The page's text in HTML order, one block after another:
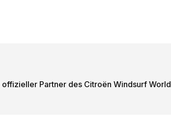
Partner des Citroën Windsurf World